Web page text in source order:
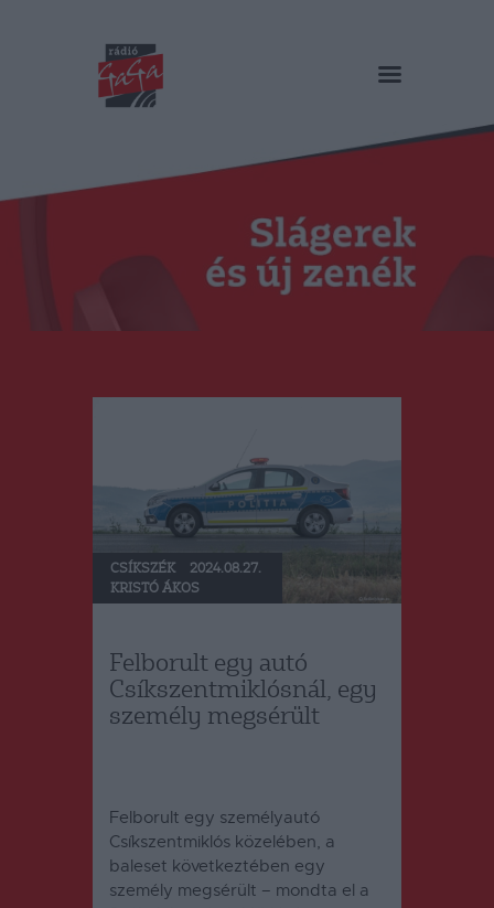
RÁDIÓ GAGA
Műsorok
Duma Duba
Podcast és videók
Stáb
CSÍKSZÉK
2024.08.27.
KRISTÓ ÁKOS
Felborult egy autó
Csíkszentmiklósnál, egy
személy megsérült
Felborult egy személyautó
Csíkszentmiklós közelében, a
baleset következtében egy
személy megsérült – mondta el a